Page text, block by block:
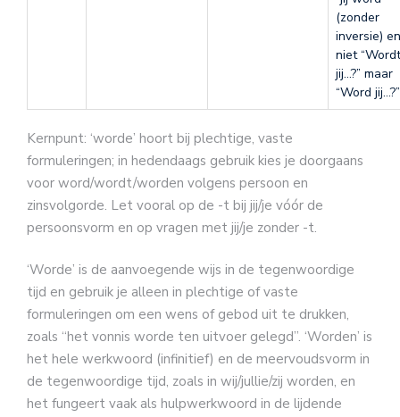
(zonder
inversie) en
niet “Wordt
jij…?” maar
“Word jij…?”
Kernpunt: ‘worde’ hoort bij plechtige, vaste
formuleringen; in hedendaags gebruik kies je doorgaans
voor word/wordt/worden volgens persoon en
zinsvolgorde. Let vooral op de -t bij jij/je vóór de
persoonsvorm en op vragen met jij/je zonder -t.
‘Worde’ is de aanvoegende wijs in de tegenwoordige
tijd en gebruik je alleen in plechtige of vaste
formuleringen om een wens of gebod uit te drukken,
zoals “het vonnis worde ten uitvoer gelegd”. ‘Worden’ is
het hele werkwoord (infinitief) en de meervoudsvorm in
de tegenwoordige tijd, zoals in wij/jullie/zij worden, en
het fungeert vaak als hulpwerkwoord in de lijdende